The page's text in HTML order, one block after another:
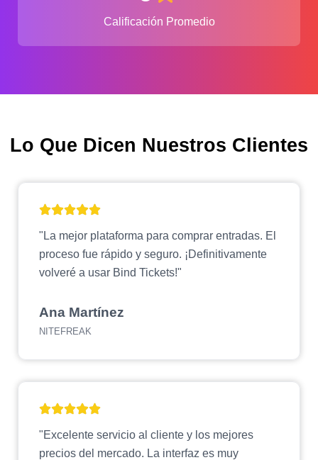
Calificación Promedio
Lo Que Dicen Nuestros Clientes
"La mejor plataforma para comprar entradas. El
proceso fue rápido y seguro. ¡Definitivamente
volveré a usar Bind Tickets!"
Ana Martínez
NITEFREAK
"Excelente servicio al cliente y los mejores
precios del mercado. La interfaz es muy